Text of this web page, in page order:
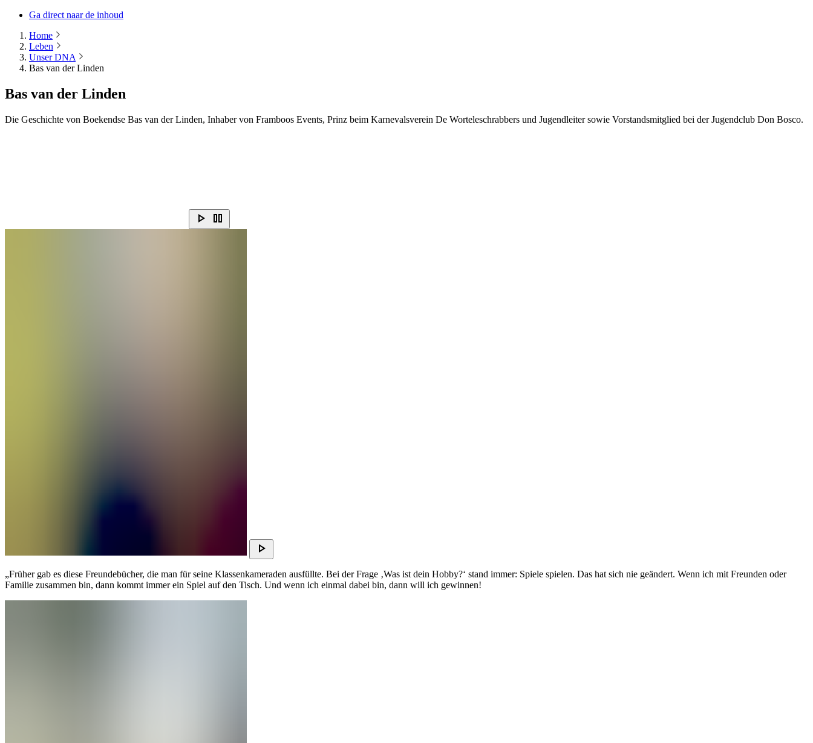
Ga direct naar de inhoud
Home
Leben
Unser DNA
Bas van der Linden
Bas van der Linden
Die Geschichte von Boekendse Bas van der Linden, Inhaber von Framboos Events, Prinz beim Karnevalsverein De Worteleschrabbers und Jugendleiter sowie Vorstandsmitglied bei der Jugendclub Don Bosco.
„Früher gab es diese Freundebücher, die man für seine Klassenkameraden ausfüllte. Bei der Frage ‚Was ist dein Hobby?‘ stand immer: Spiele spielen. Das hat sich nie geändert. Wenn ich mit Freunden oder
Familie zusammen bin, dann kommt immer ein Spiel auf den Tisch. Und wenn ich einmal dabei bin, dann will ich gewinnen!